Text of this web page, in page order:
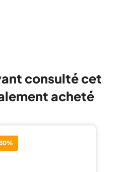
consulté cet
acheté